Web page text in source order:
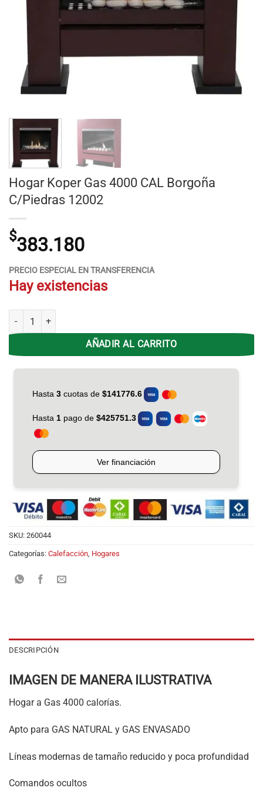
Hogar Koper Gas 4000 CAL Borgoña
C/Piedras 12002
$383.180
PRECIO ESPECIAL EN TRANSFERENCIA
Hay existencias
Hogar Koper Gas 4000 CAL Borgoña C/Piedras 12002 cantidad
AÑADIR AL CARRITO
SKU: 260044
Categorías: Calefacción Hogares
DESCRIPCIÓN
IMAGEN DE MANERA ILUSTRATIVA
Hogar a Gas 4000 calorías.
Apto para GAS NATURAL y GAS ENVASADO
Líneas modernas de tamaño reducido y poca profundidad
Comandos ocultos